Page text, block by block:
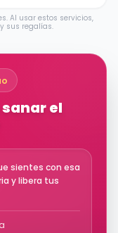
Al usar estos servicios,
sus regalías.
el
sientes con esa
y libera tus